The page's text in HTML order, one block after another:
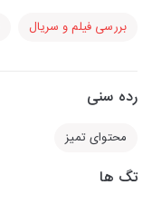
بررسی فیلم و سریال
رده سنی
محتوای تمیز
تگ ها